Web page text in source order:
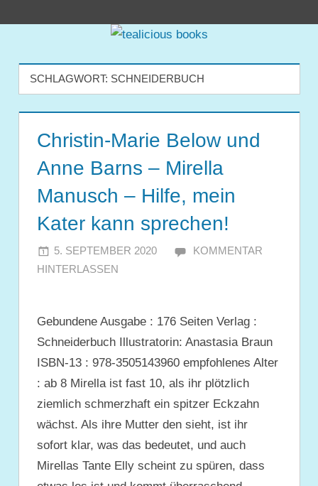
tealicious
books
SCHLAGWORT: SCHNEIDERBUCH
Christin-Marie Below und
Anne Barns – Mirella
Manusch – Hilfe, mein
Kater kann sprechen!
5. SEPTEMBER 2020 JULIA
KOMMENTAR
HINTERLASSEN
Gebundene Ausgabe : 176 Seiten Verlag :
Schneiderbuch Illustratorin: Anastasia Braun
ISBN-13 : 978-3505143960 empfohlenes Alter
: ab 8 Mirella ist fast 10, als ihr plötzlich
ziemlich schmerzhaft ein spitzer Eckzahn
wächst. Als ihre Mutter den sieht, ist ihr
sofort klar, was das bedeutet, und auch
Mirellas Tante Elly scheint zu spüren, dass